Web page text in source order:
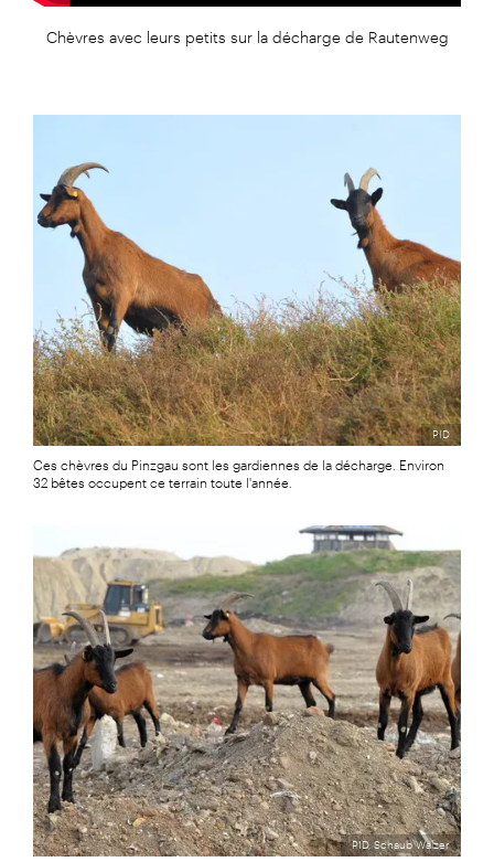
Chèvres avec leurs petits sur la décharge de Rautenweg
PID
Ces chèvres du Pinzgau sont les gardiennes de la décharge. Environ
32 bêtes occupent ce terrain toute l'année.
PID, Schaub Walzer